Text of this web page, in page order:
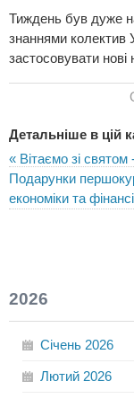
Тиждень був дуже
знаннями колектив
застосовувати нові
Детальніше в цій
« Вітаємо зі
Подарунки
економіки та
2026
Січень 2026
Лютий 2026